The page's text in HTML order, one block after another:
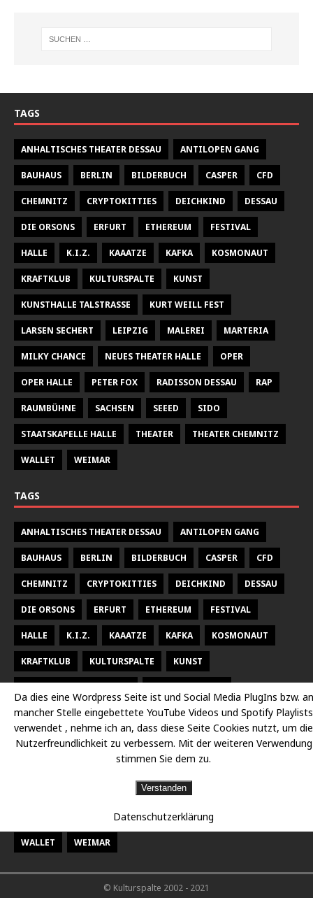
TAGS
ANHALTISCHES THEATER DESSAU ANTILOPEN GANG
BAUHAUS BERLIN BILDERBUCH CASPER CFD
CHEMNITZ CRYPTOKITTIES DEICHKIND DESSAU
DIE ORSONS ERFURT ETHEREUM FESTIVAL
HALLE K.I.Z. KAAATZE KAFKA KOSMONAUT
KRAFTKLUB KULTURSPALTE KUNST
KUNSTHALLE TALSTRASSE KURT WEILL FEST
LARSEN SECHERT LEIPZIG MALEREI MARTERIA
MILKY CHANCE NEUES THEATER HALLE OPER
OPER HALLE PETER FOX RADISSON DESSAU RAP
RAUMBÜHNE SACHSEN SEEED SIDO
STAATSKAPELLE HALLE THEATER THEATER CHEMNITZ
WALLET WEIMAR
TAGS
ANHALTISCHES THEATER DESSAU ANTILOPEN GANG
BAUHAUS BERLIN BILDERBUCH CASPER CFD
CHEMNITZ CRYPTOKITTIES DEICHKIND DESSAU
DIE ORSONS ERFURT ETHEREUM FESTIVAL
HALLE K.I.Z. KAAATZE KAFKA KOSMONAUT
KRAFTKLUB KULTURSPALTE KUNST
LARSEN SECHERT LEIPZIG MALEREI MARTERIA
MILKY CHANCE NEUES THEATER HALLE OPER
PETER FOX RADISSON DESSAU
SEEED
STAATSKAPELLE HALLE THEATER THEATER CHEMNITZ
WALLET WEIMAR
© Kulturspalte 2002 - 2021
Da dies eine Wordpress Seite ist und Social Media PlugIns bzw. an
mancher Stelle eingebettete YouTube Videos und Spotify Playlists
verwendet , nehme ich an, dass diese Seite Cookies nutzt, um die
Nutzerfreundlichkeit zu verbessern. Mit der weiteren Verwendung
stimmen Sie dem zu.
Verstanden
Datenschutzerklärung